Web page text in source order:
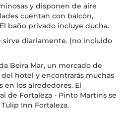
y disponen de aire
cuentan con balcón,
baño privado incluye ducha.
sirve diariamente. (no incluido
Beira Mar, un mercado de
del hotel y encontrarás muchas
en los alrededores. El
de Fortaleza - Pinto Martins se
Inn Fortaleza.